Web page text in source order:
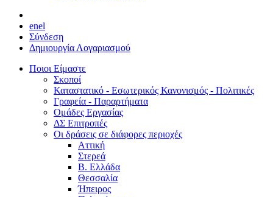
enel
Σύνδεση
Δημιουργία Λογαριασμού
Ποιοι Είμαστε
Σκοποί
Καταστατικό - Εσωτερικός Κανονισμός - Πολιτικές
Γραφεία - Παραρτήματα
Ομάδες Εργασίας
ΔΣ Επιτροπές
Οι δράσεις σε διάφορες περιοχές
Αττική
Στερεά
Β. Ελλάδα
Θεσσαλία
Ήπειρος